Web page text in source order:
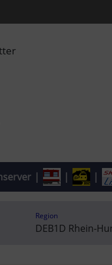
| | |
Region
DEB1D Rhein-